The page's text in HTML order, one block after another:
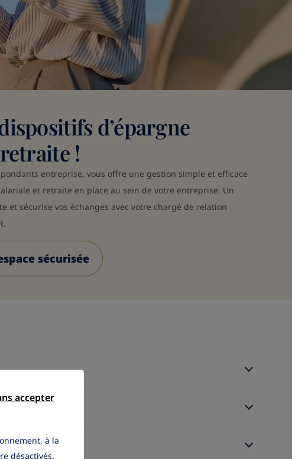
d’épargne
!
entreprise, vous offre une gestion simple et efficace
et retraite en place au sein de votre entreprise. Un
et sécurise vos échanges avec votre chargé de relation
sécurisée
à la
désactivés.
accepter